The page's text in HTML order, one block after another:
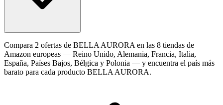
Compara 2 ofertas de BELLA AURORA en las 8 tiendas de
Amazon europeas — Reino Unido, Alemania, Francia, Italia,
España, Países Bajos, Bélgica y Polonia — y encuentra el país más
barato para cada producto BELLA AURORA.